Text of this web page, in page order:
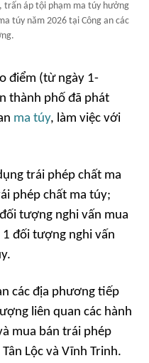
trấn áp tội phạm ma túy hưởng
túy năm 2026 tại Công an các
điểm (từ ngày 1-
thành phố đã phát
ma túy, làm việc với
trái phép chất ma
phép chất ma túy;
tượng nghi vấn mua
đối tượng nghi vấn
các địa phương tiếp
liên quan các hành
mua bán trái phép
Lộc và Vĩnh Trinh.